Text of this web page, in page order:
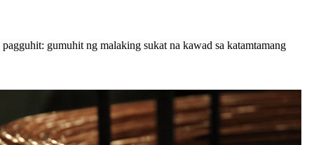
gumuhit ng malaking sukat na kawad sa katamtamang